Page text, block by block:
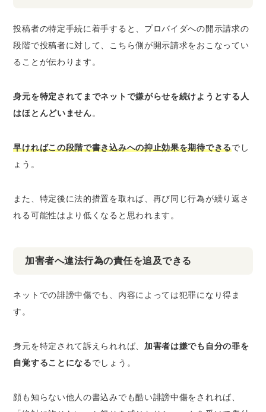
投稿者の特定手続に着手すると、プロバイダへの開示請求の
段階で投稿者に対して、こちら側が開示請求をおこなってい
ることが伝わります。
身元を特定されてまでネットで嫌がらせを続けようとする人
はほとんどいません。
早ければこの段階で書き込みへの抑止効果を期待できるでし
ょう。
また、特定後に法的措置を取れば、再び同じ行為が繰り返さ
れる可能性はより低くなると思われます。
加害者へ違法行為の責任を追及できる
ネットでの誹謗中傷でも、内容によっては犯罪になり得ま
す。
身元を特定されて訴えられれば、 加害者は嫌でも自分の罪を
自覚することになるでしょう。
顔も知らない他人の書込みでも酷い誹謗中傷をされれば、